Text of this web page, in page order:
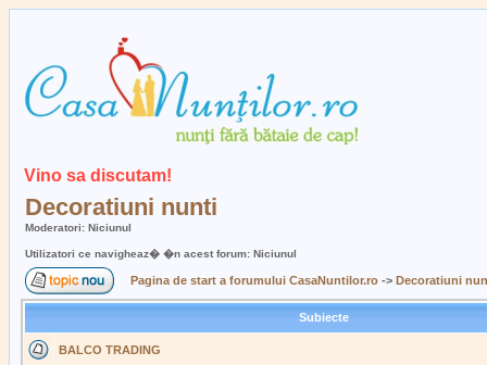
Vino sa discutam!
Decoratiuni nunti
Moderatori: Niciunul
Utilizatori ce navigheaz� �n acest forum: Niciunul
Pagina de start a forumului CasaNuntilor.ro -> Decoratiuni
Subiecte
BALCO TRADING